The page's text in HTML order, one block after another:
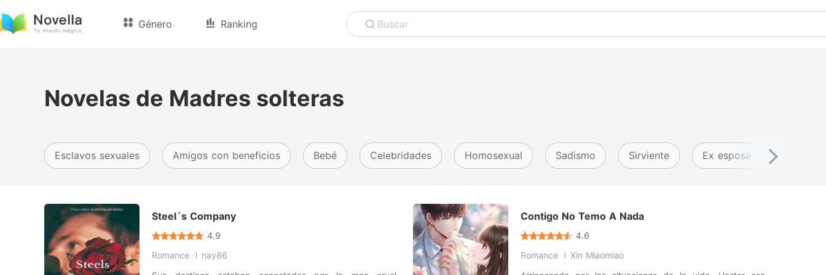
Género Ranking Buscar
Novelas de Madres solteras
Esclavos sexuales Amigos con beneficios Bebé Celebridades Homosexual Sadismo Sirviente Ex esposa
Steel´s Company
4.9
Romance
nay86
Contigo No Temo A Nada
4.6
Romance
Xin Miaomiao